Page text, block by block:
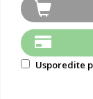
Usporedite